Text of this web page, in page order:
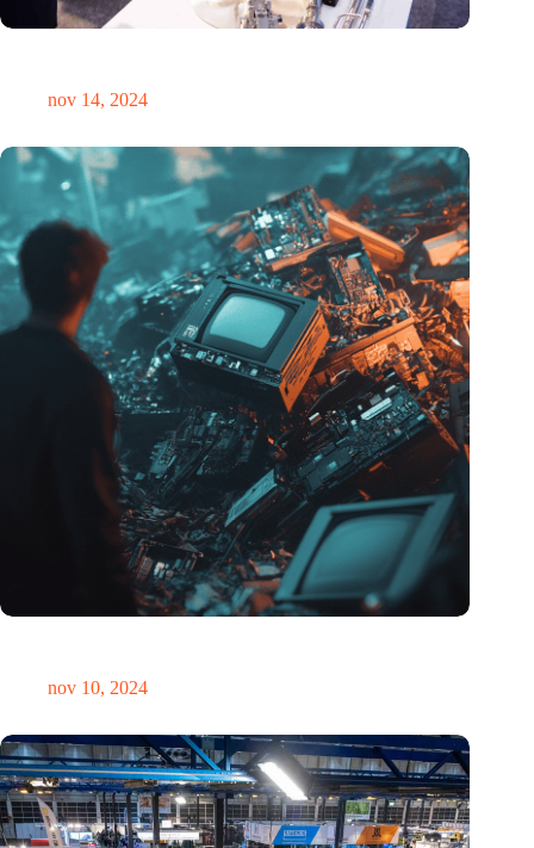
nov 14, 2024
nov 10, 2024